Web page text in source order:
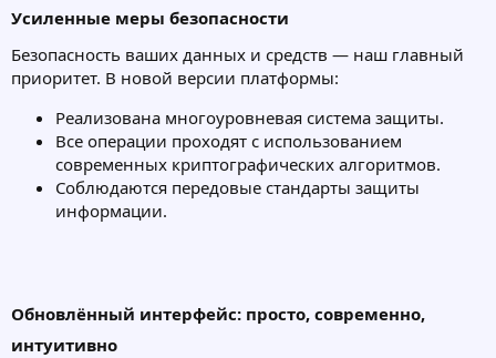
Усиленные меры безопасности
Безопасность ваших данных и средств — наш главный
приоритет. В новой версии платформы:
Реализована многоуровневая система защиты.
Все операции проходят с использованием
современных криптографических алгоритмов.
Соблюдаются передовые стандарты защиты
информации.
Обновлённый интерфейс: просто, современно,
интуитивно